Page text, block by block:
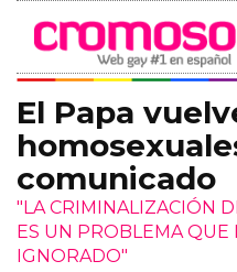
El Papa
comunicado
"LA CRIMINALIZACIÓN
ES UN PROBLEMA QUE
IGNORADO"